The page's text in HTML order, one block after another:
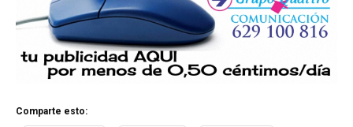
Comparte esto: